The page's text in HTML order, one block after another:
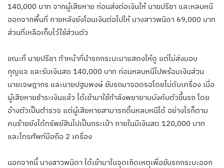
140,000 บาท จากผู้เสียหาย ก่อนส่งต่อเงินให้ นายปรีชา และหลบหนี
ออกจากพื้นที่ ภายหลังยังโอนเงินต่อไปให้ นางสาวพนิดา 69,000 บาท
ส่วนที่เหลือเก็บไว้ใช้ส่วนตัว
ขณะที่ นายปรีชา ทำหน้าที่นำรถกระบะมาแสดงให้ดู แต่ไม่ส่งมอบ
กุญแจ และรับเงินสด 140,000 บาท ก่อนหลบหนีไปพร้อมเงินส่วน
นายเจษฎากร และนายปฐมพงษ์ ขับรถมาจอดรอโดยไม่ดับเครื่อง เมื่อ
ผู้เสียหายชำระเงินแล้ว ได้เข้ามาใช้กำลังพยายามบังคับตัวขึ้นรถ โดย
อ้างตัวเป็นตำรวจ แต่ผู้เสียหายสามารถดิ้นหลบหนีได้ อย่างไรก็ตาม
คนร้ายยังได้ทรัพย์สินไปเป็นกระเป๋า ภายในมีเงินสด 120,000 บาท
และโทรศัพท์มือถือ 2 เครื่อง
นอกจากนี้ นางสาวพนิดา ได้เข้ามาในจุดเกิดเหตุเพื่อขับรถกระบะออก